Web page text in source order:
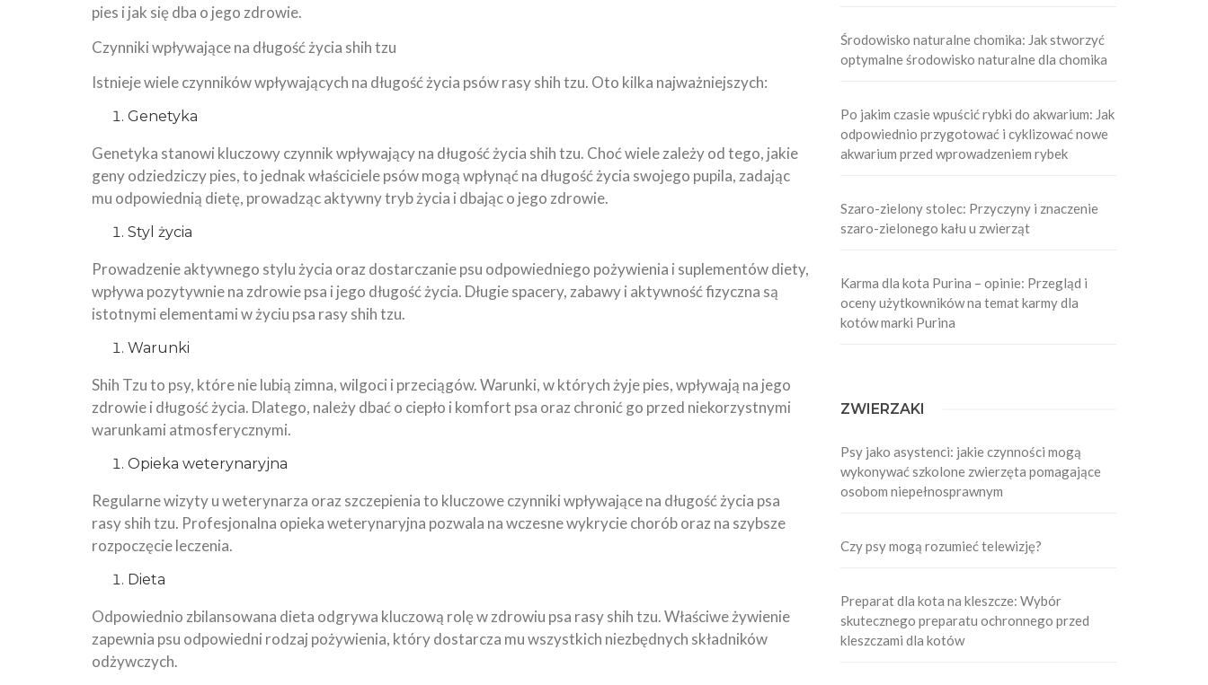
pies i jak się dba o jego zdrowie.
Czynniki wpływające na długość życia shih tzu
Istnieje wiele czynników wpływających na długość życia psów rasy shih tzu. Oto kilka najważniejszych:
Genetyka
Genetyka stanowi kluczowy czynnik wpływający na długość życia shih tzu. Choć wiele zależy od tego, jakie
geny odziedziczy pies, to jednak właściciele psów mogą wpłynąć na długość życia swojego pupila, zadając
mu odpowiednią dietę, prowadząc aktywny tryb życia i dbając o jego zdrowie.
Styl życia
Prowadzenie aktywnego stylu życia oraz dostarczanie psu odpowiedniego pożywienia i suplementów diety,
wpływa pozytywnie na zdrowie psa i jego długość życia. Długie spacery, zabawy i aktywność fizyczna są
istotnymi elementami w życiu psa rasy shih tzu.
Warunki
Shih Tzu to psy, które nie lubią zimna, wilgoci i przeciągów. Warunki, w których żyje pies, wpływają na jego
zdrowie i długość życia. Dlatego, należy dbać o ciepło i komfort psa oraz chronić go przed niekorzystnymi
warunkami atmosferycznymi.
Opieka weterynaryjna
Regularne wizyty u weterynarza oraz szczepienia to kluczowe czynniki wpływające na długość życia psa
rasy shih tzu. Profesjonalna opieka weterynaryjna pozwala na wczesne wykrycie chorób oraz na szybsze
rozpoczęcie leczenia.
Dieta
Odpowiednio zbilansowana dieta odgrywa kluczową rolę w zdrowiu psa rasy shih tzu. Właściwe żywienie
zapewnia psu odpowiedni rodzaj pożywienia, który dostarcza mu wszystkich niezbędnych składników
odżywczych.
Środowisko naturalne chomika: Jak stworzyć
optymalne środowisko naturalne dla chomika
Po jakim czasie wpuścić rybki do akwarium: Jak
odpowiednio przygotować i cyklizować nowe
akwarium przed wprowadzeniem rybek
Szaro-zielony stolec: Przyczyny i znaczenie
szaro-zielonego kału u zwierząt
Karma dla kota Purina – opinie: Przegląd i
oceny użytkowników na temat karmy dla
kotów marki Purina
ZWIERZAKI
Psy jako asystenci: jakie czynności mogą
wykonywać szkolone zwierzęta pomagające
osobom niepełnosprawnym
Czy psy mogą rozumieć telewizję?
Preparat dla kota na kleszcze: Wybór
skutecznego preparatu ochronnego przed
kleszczami dla kotów